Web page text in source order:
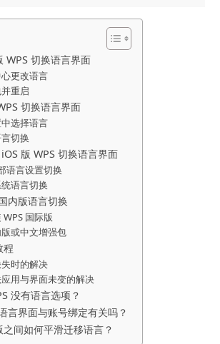
切换语言界面
更改语言
重启
切换语言界面
选择语言
切换
版 WPS 切换语言界面
语言设置切换
语言切换
内版语言切换
国际版
或中文增强包
程
时的解决
用与界面未变的解决
没有语言选项？
言界面与账号绑定有关吗？
间如何平滑迁移语言？